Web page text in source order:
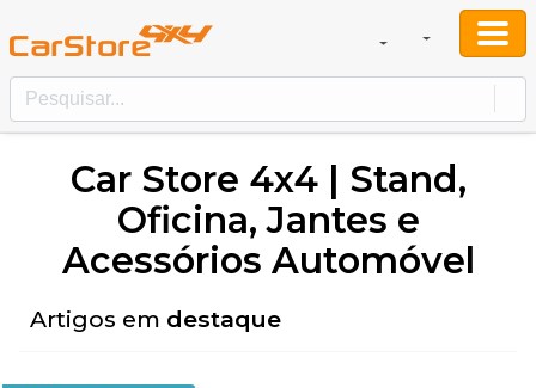
Car Store 4x4 | Stand,
Oficina, Jantes e
Acessórios Automóvel
Artigos em destaque